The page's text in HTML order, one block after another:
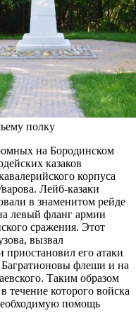
полку
на Бородинском
казаков
корпуса
Лейб-казаки
в знаменитом рейде
левый фланг армии
сражения. Этот
вызвал
приостановил его атаки
флеши и на
Таким образом
течение которого войска
помощь